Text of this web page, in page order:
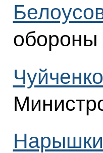
обороны
Чуйченко